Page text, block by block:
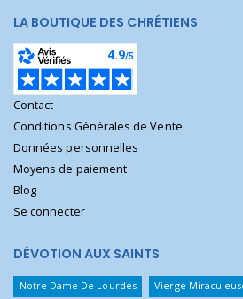
LA BOUTIQUE DES CHRÉTIENS
Contact
Conditions Générales de Vente
Données personnelles
Moyens de paiement
Blog
Se connecter
DÉVOTION AUX SAINTS
Notre Dame De Lourdes Vierge